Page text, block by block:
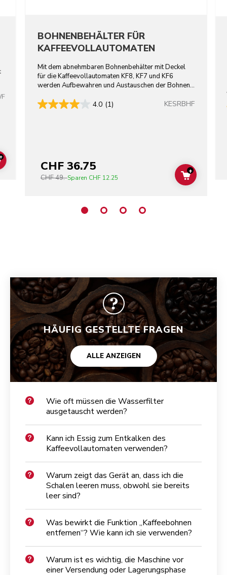
ADD TO CART
BOHNENBEHÄLTER FÜR
KAFFEEVOLLAUTOMATEN
Mit dem abnehmbaren Bohnenbehälter mit Deckel
für die Kaffeevollautomaten KF8, KF7 und KF6
werden Aufbewahren und Austauschen der Bohnen
4.0 (1) KESRBHF
CHF 36.75
CHF 49.-Sparen CHF 12.25 ADD TO
+
HÄUFIG GESTELLTE FRAGEN
ALLE ANZEIGEN
Wie oft müssen die Wasserfilter
ausgetauscht werden?
Kann ich Essig zum Entkalken des
Kaffeevollautomaten verwenden?
Warum zeigt das Gerät an, dass ich die
Schalen leeren muss, obwohl sie bereits
leer sind?
Was bewirkt die Funktion „Kaffeebohnen
entfernen“? Wie kann ich sie verwenden?
Warum ist es wichtig, die Maschine vor
einer Versendung oder Lagerungsphase